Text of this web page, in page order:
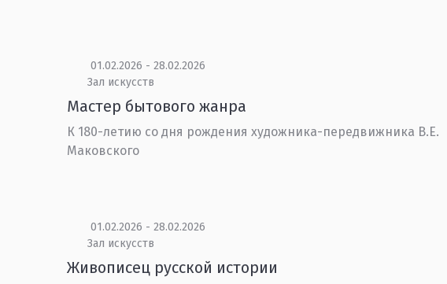
01.02.2026 - 28.02.2026
Зал искусств
Мастер бытового жанра
К 180-летию со дня рождения художника-передвижника В.Е.
Маковского
01.02.2026 - 28.02.2026
Зал искусств
Живописец русской истории